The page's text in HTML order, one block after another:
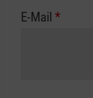
E-Mail *